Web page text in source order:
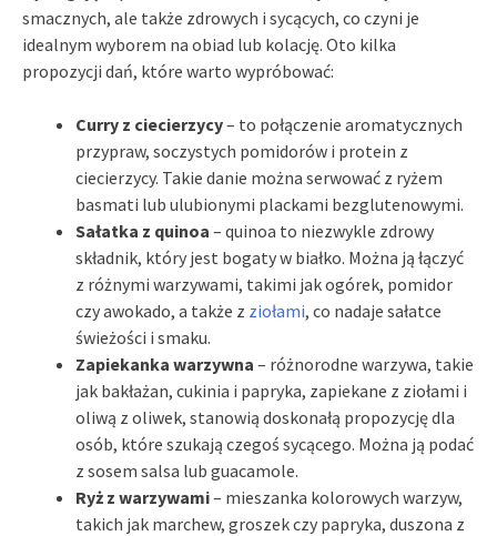
smacznych, ale także zdrowych i sycących, co czyni je
idealnym wyborem na obiad lub kolację. Oto kilka
propozycji dań, które warto wypróbować:
Curry z ciecierzycy– to połączenie aromatycznych
przypraw, soczystych pomidorów i protein z
ciecierzycy. Takie danie można serwować z ryżem
basmati lub ulubionymi plackami bezglutenowymi.
Sałatka z quinoa – quinoa to niezwykle zdrowy
składnik, który jest bogaty w białko. Można ją łączyć
z różnymi warzywami, takimi jak ogórek, pomidor
czy awokado, a także z ziołami, co nadaje sałatce
świeżości i smaku.
Zapiekanka warzywna – różnorodne warzywa, takie
jak bakłażan, cukinia i papryka, zapiekane z ziołami i
oliwą z oliwek, stanowią doskonałą propozycję dla
osób, które szukają czegoś sycącego. Można ją podać
z sosem salsa lub guacamole.
Ryż z warzywami– mieszanka kolorowych warzyw,
takich jak marchew, groszek czy papryka, duszona z